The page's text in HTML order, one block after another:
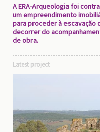
A ERA-Arqueologia foi
um empreendimento
para proceder à
decorrer do
de obra.
Latest project